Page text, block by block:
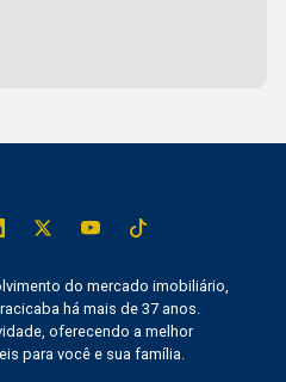
do mercado imobiliário,
há mais de 37 anos.
oferecendo a melhor
para você e sua família.